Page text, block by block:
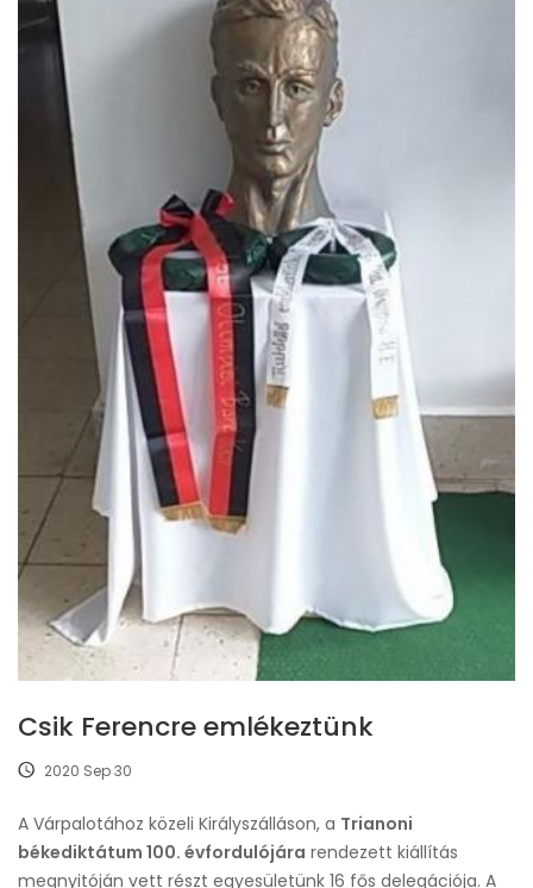
Csik Ferencre emlékeztünk
2020 Sep 30
A Várpalotához közeli Királyszálláson, a Trianoni
békediktátum 100. évfordulójára rendezett kiállítás
megnyitóján vett részt egyesületünk 16 fős delegációja. A